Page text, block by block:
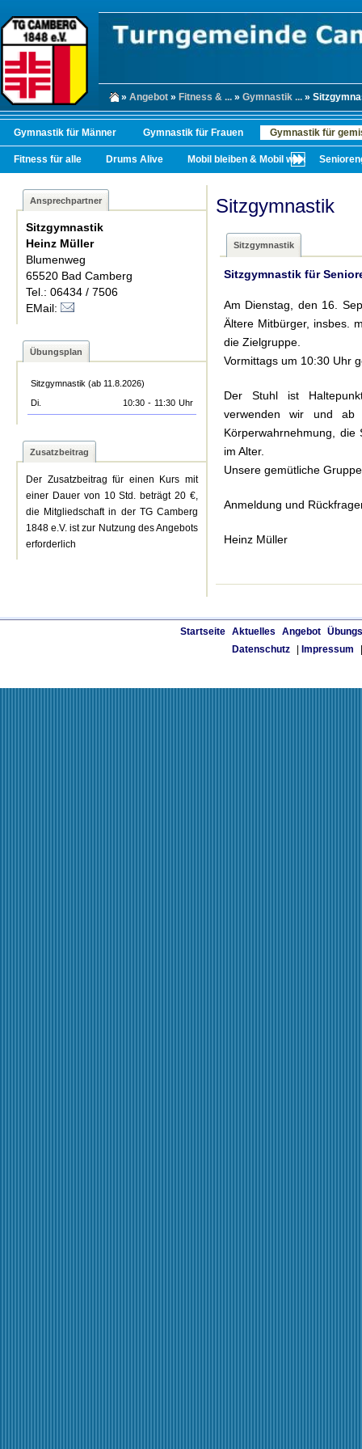
» Angebot » Fitness & ... » Gymnastik ... »
Gymnastik für Männer Gymnastik für Frauen Gymnastik für
Fitness für alle Drums Alive Mobil bleiben & Mobil werden
Ansprechpartner
Sitzgymnastik
Heinz Müller
Blumenweg
65520 Bad Camberg
Tel.: 06434 / 7506
EMail:
Übungsplan
Sitzgymnastik (ab 11.8.2026)
Di.
10:30 - 11:30 Uhr
Zusatzbeitrag
Der Zusatzbeitrag für einen Kurs mit
einer Dauer von 10 Std. beträgt 20 €,
die Mitgliedschaft in der TG Camberg
1848 e.V. ist zur Nutzung des Angebots
erforderlich
Sitzgymnastik
Sitzgymnastik
Sitzgymnastik für
Am Dienstag, den 16.
Ältere Mitbürger, insbes.
die Zielgruppe.
Vormittags um 10:30 Uhr
Der Stuhl ist
verwenden wir und ab
Körperwahrnehmung,
im Alter.
Unsere gemütliche
Anmeldung und
Heinz Müller
Startseite Aktuelles Angebot
Datenschutz
Impressum